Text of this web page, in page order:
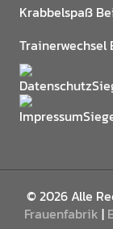
Krabbelspaß
Trainerwechsel
© 2026 Alle
Frauenfabrik |